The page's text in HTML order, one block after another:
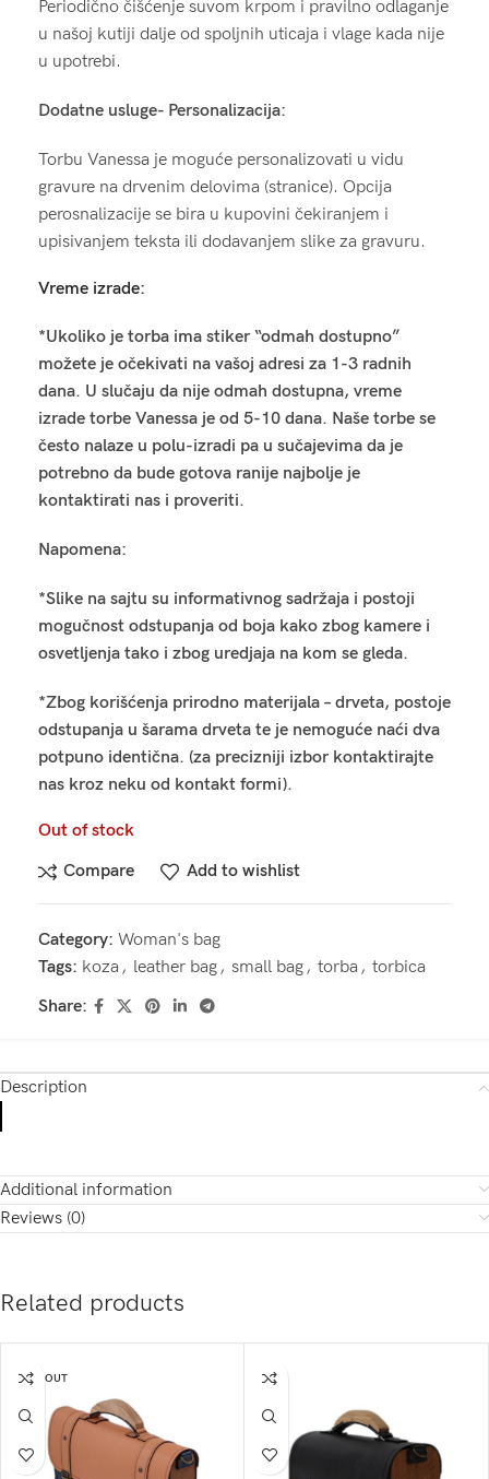
Periodično čišćenje suvom krpom i pravilno odlaganje
u našoj kutiji dalje od spoljnih uticaja i vlage kada nije
u upotrebi.
Dodatne usluge- Personalizacija:
Torbu Vanessa je moguće personalizovati u vidu
gravure na drvenim delovima (stranice). Opcija
perosnalizacije se bira u kupovini čekiranjem i
upisivanjem teksta ili dodavanjem slike za gravuru.
Vreme izrade:
*Ukoliko je torba ima stiker “odmah dostupno”
možete je očekivati na vašoj adresi za 1-3 radnih
dana. U slučaju da nije odmah dostupna, vreme
izrade torbe Vanessa je od 5-10 dana. Naše torbe se
često nalaze u polu-izradi pa u sučajevima da je
potrebno da bude gotova ranije najbolje je
kontaktirati nas i proveriti.
Napomena:
*Slike na sajtu su informativnog sadržaja i postoji
mogučnost odstupanja od boja kako zbog kamere i
osvetljenja tako i zbog uredjaja na kom se gleda.
*Zbog korišćenja prirodno materijala – drveta, postoje
odstupanja u šarama drveta te je nemoguće naći dva
potpuno identična. (za precizniji izbor kontaktirajte
nas kroz neku od kontakt formi).
Out of stock
Compare
Add to wishlist
Category: Woman's bag
Tags: koza , leather bag , small bag , torba , torbica
Share:
Description
Additional information
Reviews (0)
Related products
SOLD OUT